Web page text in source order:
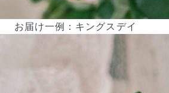
お届け一例：キングスデイ